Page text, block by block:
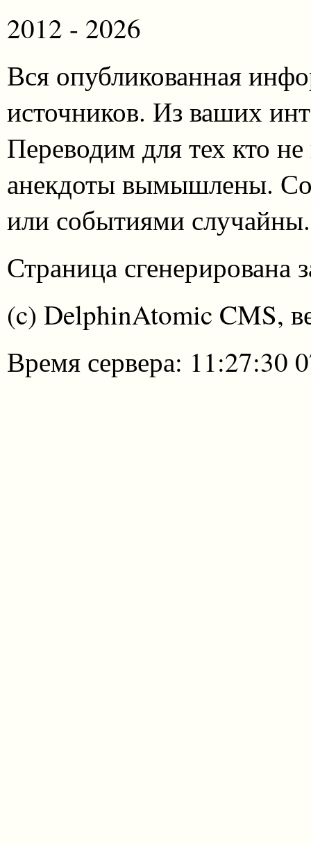
2012 - 2026
Вся опубликованная
источников. Из ваших
Переводим для тех кто
анекдоты вымышлены.
или событиями случайны.
Страница сгенерирована
(c) DelphinAtomic CMS,
Время сервера: 11:27:30